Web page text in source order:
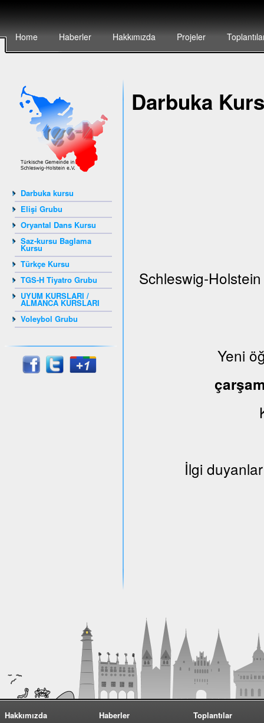
Home Haberler Hakkımızda Projeler
Darbuka kursu
Elişi Grubu
Oryantal Dans Kursu
Saz-kursu Baglama
Kursu
Türkçe Kursu
TGS-H Tiyatro Grubu
UYUM KURSLARI /
ALMANCA KURSLARI
Voleybol Grubu
Darbuka
Schleswig-
Yeni
İlgi
Hakkımızda
Haberler
Toplantılar